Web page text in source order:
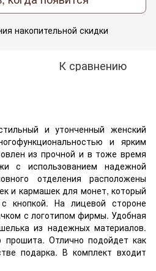
накопительной скидки
К сравнению
и утонченный женский
и ярким
из прочной и в тоже время
с использованием надежной
отделения расположены
и кармашек для монет, который
кнопкой. На лицевой стороне
с логотипом фирмы. Удобная
из надежных материалов.
прошита. Отлично подойдет как
подарка. В комплект входит